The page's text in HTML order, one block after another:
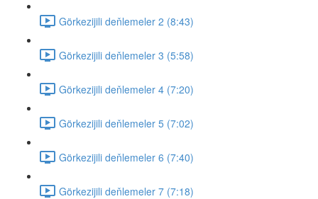
Görkezijili deňlemeler 2 (8:43)
Görkezijili deňlemeler 3 (5:58)
Görkezijili deňlemeler 4 (7:20)
Görkezijili deňlemeler 5 (7:02)
Görkezijili deňlemeler 6 (7:40)
Görkezijili deňlemeler 7 (7:18)